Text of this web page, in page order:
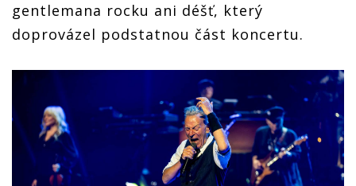
gentlemana rocku ani déšť, který
doprovázel podstatnou část koncertu.